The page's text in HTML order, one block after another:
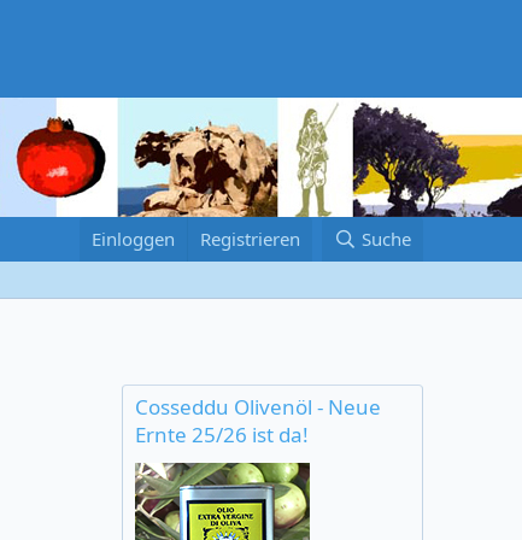
Einloggen Registrieren Suche
Cosseddu Olivenöl - Neue
Ernte 25/26 ist da!